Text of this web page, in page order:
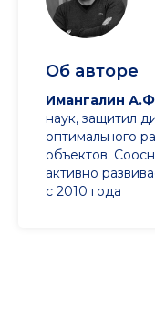
Об авторе
Имангалин
наук, защитил
оптимального
объектов.
активно
с 2010 года